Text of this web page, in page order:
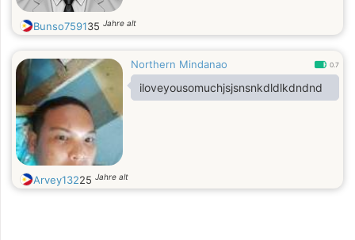
Bunso759135 Jahre alt
Northern Mindanao 0.7
iloveyousomuchjsjsnsnkdldlkdndnd
Arvey13225 Jahre alt